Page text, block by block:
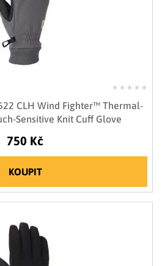
CLH Wind Fighter™ Thermal-
Sensitive Knit Cuff Glove
750 Kč
KOUPIT